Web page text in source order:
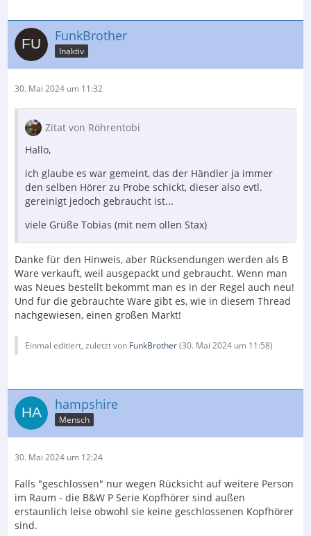
FunkBrother
Inaktiv
30. Mai 2024 um 11:32
Zitat von Röhrentobi
Hallo,
ich glaube es war gemeint, das der Händler ja immer
den selben Hörer zu Probe schickt, dieser also evtl.
gereinigt jedoch gebraucht ist...
viele Grüße Tobias (mit nem ollen Stax)
Danke für den Hinweis, aber Rücksendungen werden als B
Ware verkauft, weil ausgepackt und gebraucht. Wenn man
was Neues bestellt bekommt man es in der Regel auch neu!
Und für die gebrauchte Ware gibt es, wie in diesem Thread
nachgewiesen, einen großen Markt!
Einmal editiert, zuletzt von FunkBrother(30. Mai 2024 um 11:58)
hampshire
Mensch
30. Mai 2024 um 12:24
Falls "geschlossen" nur wegen Rücksicht auf weitere Person
im Raum - die B&W P Serie Kopfhörer sind außen
erstaunlich leise obwohl sie keine geschlossenen Kopfhörer
sind.